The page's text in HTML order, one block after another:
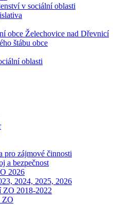
v sociální oblasti
obce Želechovice nad Dřevnicí
štábu obce
oblasti
pro zájmové činnosti
a bezpečnost
2026
2024, 2025, 2026
ZO 2018-2022
ZO